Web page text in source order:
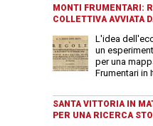
MONTI FRUMENTARI:
COLLETTIVA AVVIATA
L'idea
un
per una
Frumentari in
SANTA VITTORIA IN
PER UNA RICERCA